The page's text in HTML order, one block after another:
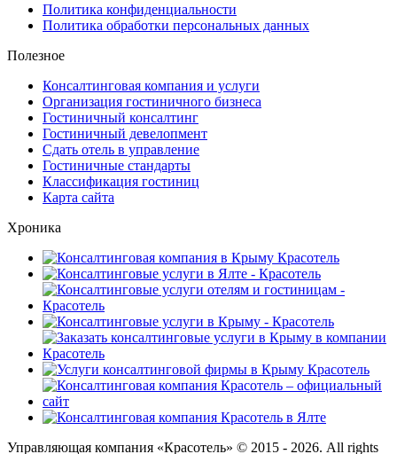
Политика конфиденциальности
Политика обработки персональных данных
Полезное
Консалтинговая компания и услуги
Организация гостиничного бизнеса
Гостиничный консалтинг
Гостиничный девелопмент
Сдать отель в управление
Гостиничные стандарты
Классификация гостиниц
Карта сайта
Хроника
Управляющая компания «Красотель» © 2015 - 2026. All rights